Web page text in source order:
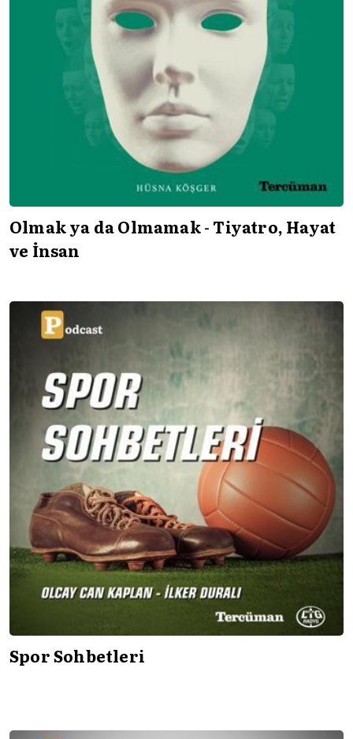
Olmak ya da Olmamak - Tiyatro, Hayat
ve İnsan
Spor Sohbetleri